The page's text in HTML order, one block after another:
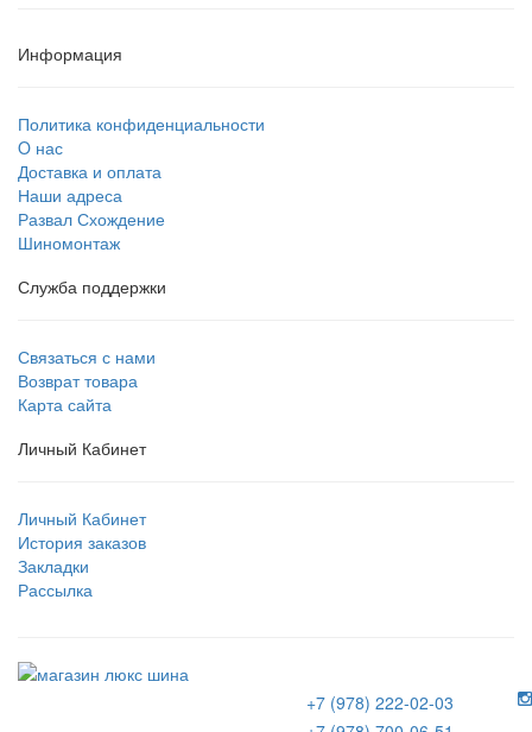
Информация
Политика конфиденциальности
O нас
Доставка и оплата
Наши адреса
Развал Схождение
Шиномонтаж
Служба поддержки
Связаться с нами
Возврат товара
Карта сайта
Личный Кабинет
Личный Кабинет
История заказов
Закладки
Рассылка
+7 (978) 222-02-03